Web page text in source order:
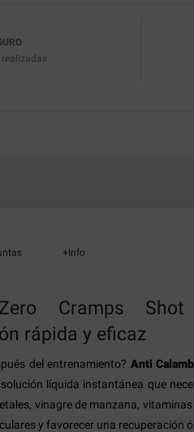
+Info
Cramps
rápida y eficaz
del entrenamiento? Anti
líquida instantánea que
vinagre de manzana,
y favorecer una recuperación